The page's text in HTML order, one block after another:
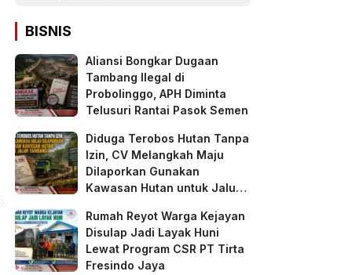
BISNIS
Aliansi Bongkar Dugaan
Tambang Ilegal di
Probolinggo, APH Diminta
Telusuri Rantai Pasok Semen
Diduga Terobos Hutan Tanpa
Izin, CV Melangkah Maju
Dilaporkan Gunakan
Kawasan Hutan untuk Jalur
Rumah Reyot Warga Kejayan
Disulap Jadi Layak Huni
Lewat Program CSR PT Tirta
Fresindo Jaya